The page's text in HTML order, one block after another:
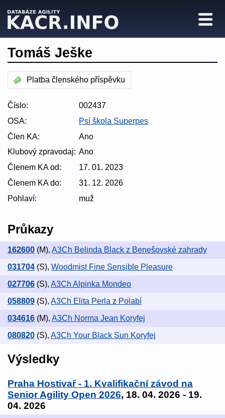
Tomáš Ješke
Platba členského příspěvku
Číslo:
002437
OSA:
Psí škola Superpes
Člen KA:
Ano
Klubový zpravodaj: Ano
Členem KA od:
17. 01. 2023
Členem KA do:
31. 12. 2026
Pohlaví:
muž
Průkazy
162600 (M), A3Ch Belinda Black z Benešovské zahrady
031704 (S), Woodmist Fine Sensible Pleasure
027706 (S), A3Ch Alpinka Mondeo
058809 (S), A3Ch Elita Perla z Polabí
034616 (M), A3Ch Norma Jean Koryfej
080820 (S), A3Ch Your Black Sun Koryfej
Výsledky
Praha Hostivař - 1. Kvalifikační závod na
Senior Agility Open 2026, 18. 04. 2026 - 19.
04. 2026